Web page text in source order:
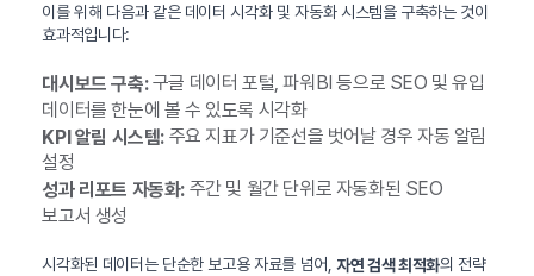
이를 위해 다음과 같은 데이터 시각화 및 자동화 시스템을 구축하는 것이
효과적입니다:
대시보드 구축:구글 데이터 포털, 파워BI 등으로 SEO 및 유입
데이터를 한눈에 볼 수 있도록 시각화
KPI 알림 시스템:주요 지표가 기준선을 벗어날 경우 자동 알림
설정
성과 리포트 자동화:주간 및 월간 단위로 자동화된 SEO
보고서 생성
시각화된 데이터는 단순한 보고용 자료를 넘어,자연 검색 최적화의 전략